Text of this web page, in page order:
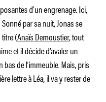
d’un engrenage. Ici,
par sa nuit, Jonas se
titre (Anaïs Demoustier, tout
et il décide d’avaler un
de l’immeuble. Mais, pris
lettre à Léa, il va y rester de